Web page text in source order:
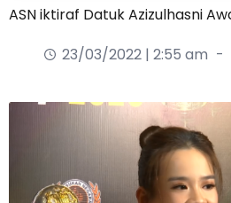
ASN iktiraf Datuk Azizulhasni
23/03/2022 | 2:55 am